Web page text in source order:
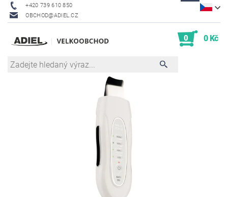
+420 739 610 850
OBCHOD@ADIEL.CZ
0 0 Kč